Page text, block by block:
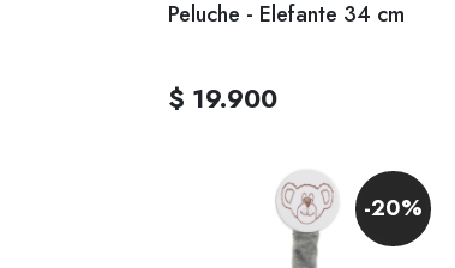
Peluche - Elefante 34 cm
$ 19.900
-20%